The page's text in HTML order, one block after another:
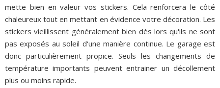
mette bien en valeur vos stickers. Cela renforcera le côté
chaleureux tout en mettant en évidence votre décoration. Les
stickers vieillissent généralement bien dès lors qu'ils ne sont
pas exposés au soleil d'une manière continue. Le garage est
donc particulièrement propice. Seuls les changements de
température importants peuvent entrainer un décollement
plus ou moins rapide.